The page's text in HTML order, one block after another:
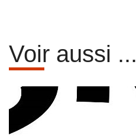
Voir aussi ...